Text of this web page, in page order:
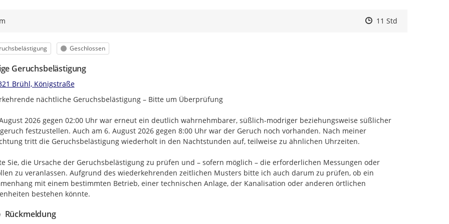
Zeitpunkt des
Zeitpunkt des
11 StdZur Äußerung
Status
Geschlossen
Geruchsbelästigung
Brühl, Königstraße
nächtliche Geruchsbelästigung – Bitte um Überprüfung
2026 gegen 02:00 Uhr war erneut ein deutlich wahrnehmbarer, süßlich-modriger beziehungsweise süßlicher
festzustellen. Auch am 6. August 2026 gegen 8:00 Uhr war der Geruch noch vorhanden. Nach meiner
tritt die Geruchsbelästigung wiederholt in den Nachtstunden auf, teilweise zu ähnlichen Uhrzeiten.
Sie, die Ursache der Geruchsbelästigung zu prüfen und – sofern möglich – die erforderlichen Messungen oder
zu veranlassen. Aufgrund des wiederkehrenden zeitlichen Musters bitte ich auch darum zu prüfen, ob ein
mit einem bestimmten Betrieb, einer technischen Anlage, der Kanalisation oder anderen örtlichen
bestehen könnte.
Rückmeldung